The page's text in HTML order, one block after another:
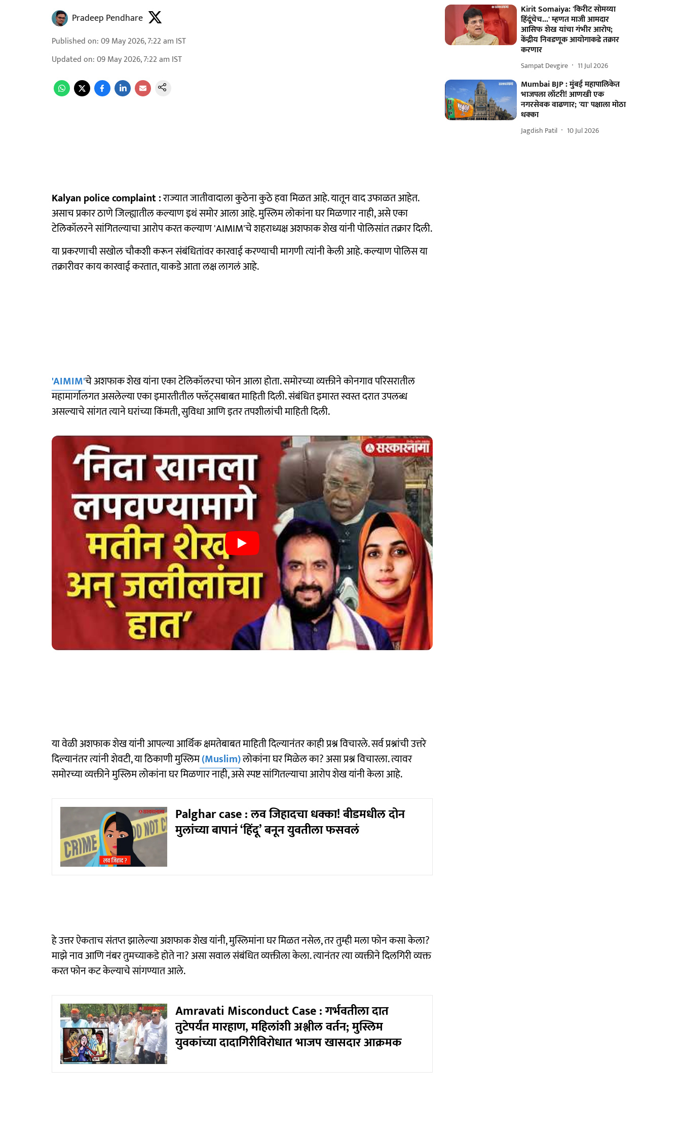
Pradeep Pendhare
Published on:09 May 2026, 7:22 am IST
Updated on:09 May 2026, 7:22 am IST
Kalyan police complaint :राज्यात जातीवादाला कुठेना कुठे हवा मिळत आहे. यातून वाद उफाळत आहेत.
असाच प्रकार ठाणे जिल्ह्यातील कल्याण इथं समोर आला आहे. मुस्लिम लोकांना घर मिळणार नाही, असे एका
टेलिकॉलरने सांगितल्याचा आरोप करत कल्याण 'AIMIM'चे शहराध्यक्ष अशफाक शेख यांनी पोलिसांत तक्रार दिली.
या प्रकरणाची सखोल चौकशी करून संबंधितांवर कारवाई करण्याची मागणी त्यांनी केली आहे. कल्याण पोलिस या
तक्रारीवर काय कारवाई करतात, याकडे आता लक्ष लागलं आहे.
'AIMIM'चे अशफाक शेख यांना एका टेलिकॉलरचा फोन आला होता. समोरच्या व्यक्तीने कोनगाव परिसरातील
महामार्गालगत असलेल्या एका इमारतीतील फ्लॅट्सबाबत माहिती दिली. संबंधित इमारत स्वस्त दरात उपलब्ध
असल्याचे सांगत त्याने घरांच्या किंमती, सुविधा आणि इतर तपशीलांची माहिती दिली.
या वेळी अशफाक शेख यांनी आपल्या आर्थिक क्षमतेबाबत माहिती दिल्यानंतर काही प्रश्न विचारले. सर्व प्रश्नांची उत्तरे
दिल्यानंतर त्यांनी शेवटी, या ठिकाणी मुस्लिम(Muslim)लोकांना घर मिळेल का? असा प्रश्न विचारला. त्यावर
समोरच्या व्यक्तीने मुस्लिम लोकांना घर मिळणार नाही, असे स्पष्ट सांगितल्याचा आरोप शेख यांनी केला आहे.
Palghar case : लव जिहादचा धक्का! बीडमधील दोन
मुलांच्या बापानं ‘हिंदू’ बनून युवतीला फसवलं
हे उत्तर ऐकताच संतप्त झालेल्या अशफाक शेख यांनी, मुस्लिमांना घर मिळत नसेल, तर तुम्ही मला फोन कसा केला?
माझे नाव आणि नंबर तुमच्याकडे होते ना? असा सवाल संबंधित व्यक्तीला केला. त्यानंतर त्या व्यक्तीने दिलगिरी व्यक्त
करत फोन कट केल्याचे सांगण्यात आले.
Amravati Misconduct Case : गर्भवतीला दात
तुटेपर्यंत मारहाण, महिलांशी अश्लील वर्तन; मुस्लिम
युवकांच्या दादागिरीविरोधात भाजप खासदार आक्रमक
Kirit Somaiya: 'किरीट सोमय्या
हिंदूंचेच...' म्हणत माजी आमदार
आसिफ शेख यांचा गंभीर आरोप;
केंद्रीय निवडणूक आयोगाकडे तक्रार
करणार
Sampat Devgire 11 Jul 2026
Mumbai BJP : मुंबई महापालिकेत
भाजपला लॉटरी! आणखी एक
नगरसेवक वाढणार; 'या' पक्षाला मोठा
धक्का
Jagdish Patil 10 Jul 2026